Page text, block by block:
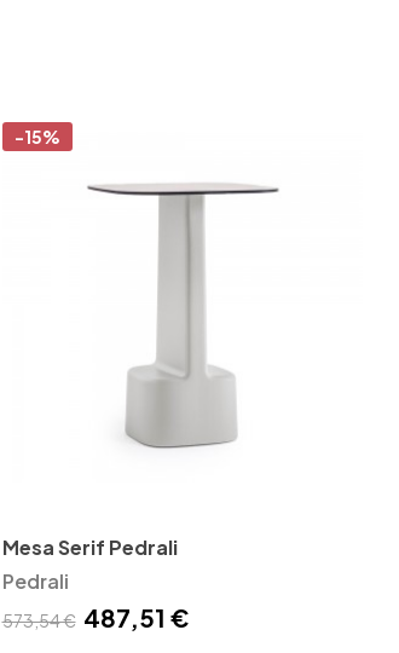
-15%
Mesa Serif Pedrali
Pedrali
573,54 € 487,51 €